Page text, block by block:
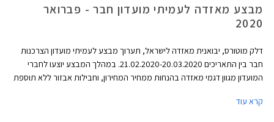
מבצע מאזדה לעמיתי מועדון חבר - פברואר
2020
דלק מוטורס, יבואנית מאזדה לישראל, תערוך מבצע לעמיתי מועדון הצרכנות
חבר בין התאריכים 21.02.2020-20.03.2020. במהלך המבצע יוצעו לחברי
המועדון מגוון דגמי מאזדה בהנחות ממחיר המחירון, וחבילות אבזור ללא תוספת
ליס. המבצע יתקיים בכל אולמות התצוגה של מאזדה ברחבי הארץ.
קרא עוד